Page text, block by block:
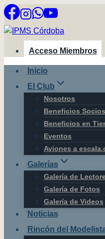
Saltar
al
contenido
Acceso Miembros
Inicio
El Club
Nosotros
Beneficios Socios
Beneficios en
Eventos
Aviones a
Galerías
Galería de
Galería de Fotos
Galería de Videos
Noticias
Rincón del